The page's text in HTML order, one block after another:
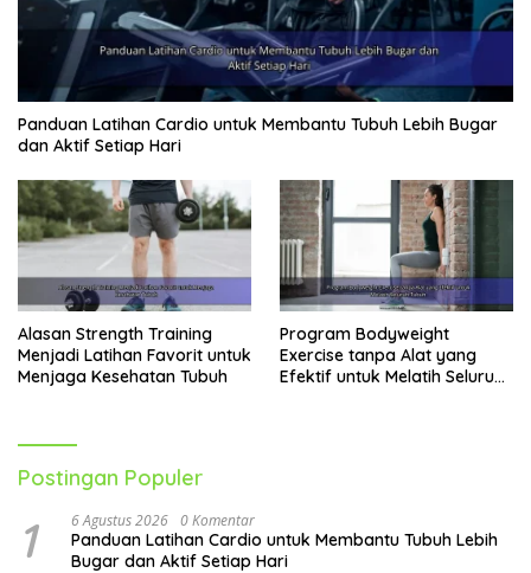
Panduan Latihan Cardio untuk Membantu Tubuh Lebih Bugar
dan Aktif Setiap Hari
Alasan Strength Training
Menjadi Latihan Favorit untuk
Menjaga Kesehatan Tubuh
Program Bodyweight
Exercise tanpa Alat yang
Efektif untuk Melatih Seluruh
Postingan Populer
1 6 Agustus 2026 0 Komentar
Panduan Latihan Cardio untuk Membantu Tubuh Lebih
Bugar dan Aktif Setiap Hari